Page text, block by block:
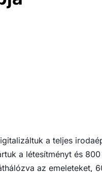
a teljes
a létesítményt és
az emeleteket,